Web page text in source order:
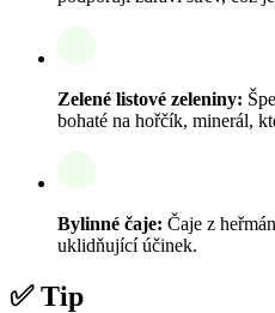
Zelené listové zeleniny:
bohaté na hořčík, minerál,
Bylinné čaje: Čaje z
uklidňující účinek.
✅ Tip